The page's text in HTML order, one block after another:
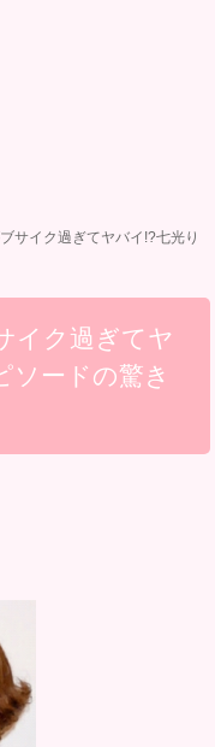
サイク過ぎてヤバイ!?七光り
イク過ぎてヤ
ソードの驚き